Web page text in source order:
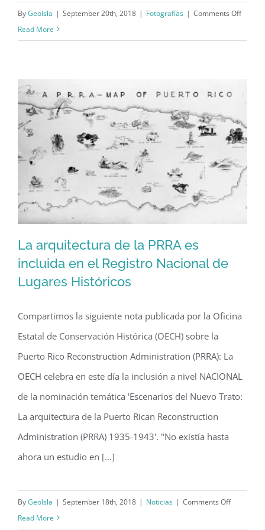
ByGeoIsla | September 20th, 2018 | Fotografías | Comments Offon
La arquitectura de la PRRA es incluida
en el Registro Nacional de Lugares
Históricos
La arquitectura de la PRRA es
incluida en el Registro Nacional de
Lugares Históricos
Compartimos la siguiente nota publicada por la Oficina
Estatal de Conservación Histórica (OECH) sobre la
Puerto Rico Reconstruction Administration (PRRA): La
OECH celebra en este día la inclusión a nivel NACIONAL
de la nominación temática 'Escenarios del Nuevo Trato:
La arquitectura de la Puerto Rican Reconstruction
Administration (PRRA) 1935-1943'. "No existía hasta